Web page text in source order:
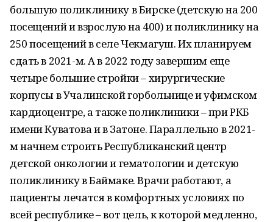
большую поликлинику в Бирске (детскую на 200
посещений и взрослую на 400) и поликлинику на
250 посещений в селе Чекмагуш. Их планируем
сдать в 2021-м. А в 2022 году завершим еще
четыре большие стройки – хирургические
корпусы в Учалинской горбольнице и уфимском
кардиоцентре, а также поликлиники – при РКБ
имени Куватова и в Затоне. Параллельно в 2021-
м начнем строить Республиканский центр
детской онкологии и гематологии и детскую
поликлинику в Баймаке. Врачи работают, а
пациенты лечатся в комфортных условиях по
всей республике – вот цель, к которой медленно,